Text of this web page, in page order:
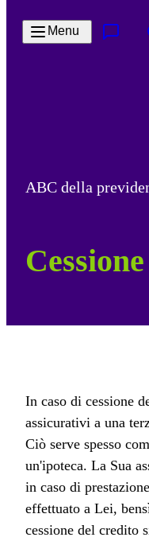
Menu
ABC della
In caso di cessione
assicurativi a una
Ciò serve spesso
un'ipoteca. La Sua
in caso di
effettuato a Lei,
cessione del credito